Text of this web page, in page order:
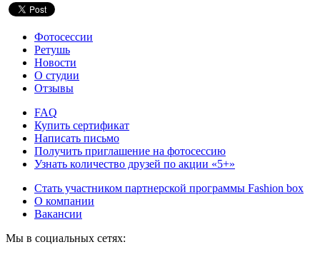
Фотосессии
Ретушь
Новости
О студии
Отзывы
FAQ
Купить сертификат
Написать письмо
Получить приглашение на фотосессию
Узнать количество друзей по акции «5+»
Стать участником партнерской программы Fashion box
О компании
Вакансии
Мы в социальных сетях: